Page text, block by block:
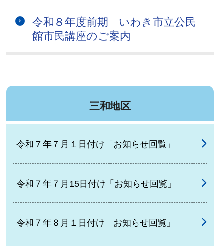
令和８年度前期 いわき市立公民
館市民講座のご案内
三和地区
令和７年７月１日付け「お知らせ回覧」
令和７年７月15日付け「お知らせ回覧」
令和７年８月１日付け「お知らせ回覧」